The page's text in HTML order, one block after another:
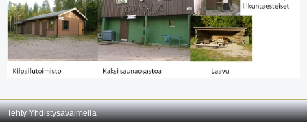
Tehty Yhdistysavaimella